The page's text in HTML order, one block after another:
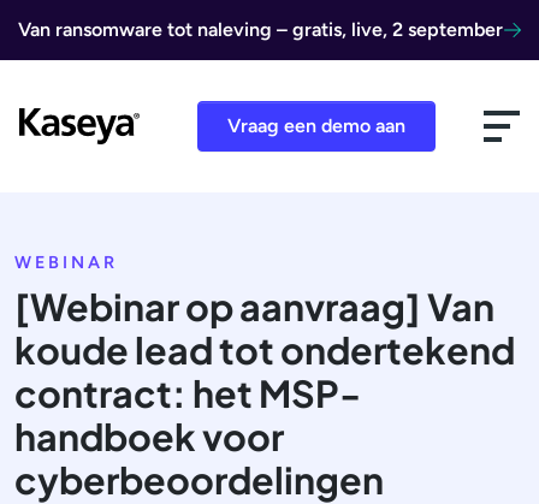
Van ransomware tot naleving – gratis, live, 2 september
Vraag een demo aan
WEBINAR
[Webinar op aanvraag] Van
koude lead tot ondertekend
contract: het MSP-
handboek voor
cyberbeoordelingen